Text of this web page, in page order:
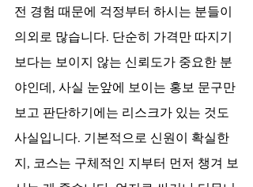
전 경험 때문에 걱정부터 하시는 분들이
의외로 많습니다. 단순히 가격만 따지기
보다는 보이지 않는 신뢰도가 중요한 분
야인데, 사실 눈앞에 보이는 홍보 문구만
보고 판단하기에는 리스크가 있는 것도
사실입니다. 기본적으로 신원이 확실한
지, 코스는 구체적인 지부터 먼저 챙겨 보